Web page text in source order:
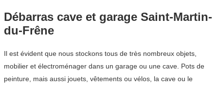
Débarras cave et garage Saint-Martin-
du-Frêne
Il est évident que nous stockons tous de très nombreux objets,
mobilier et électroménager dans un garage ou une cave. Pots de
peinture, mais aussi jouets, vêtements ou vélos, la cave ou le